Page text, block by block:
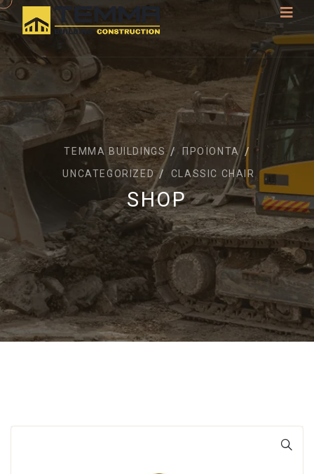
TEMMA BUILDINGS
ΠΡΟΪΌΝΤΑ
UNCATEGORIZED
CLASSIC CHAIR
SHOP